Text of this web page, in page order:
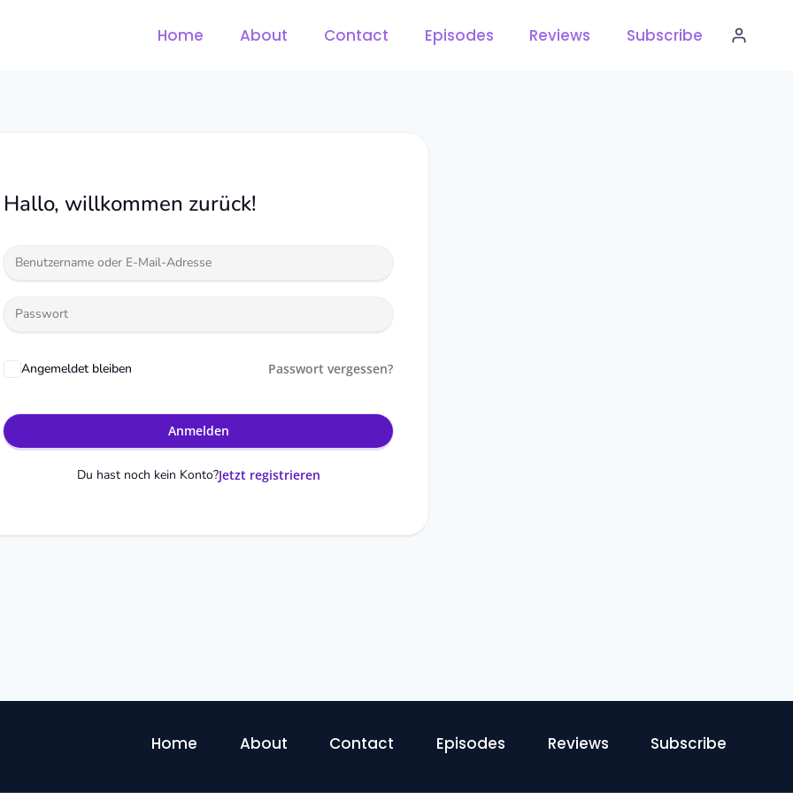
Home About Contact Episodes Reviews Subscribe
Hallo, willkommen zurück!
Angemeldet bleiben Passwort vergessen?
Anmelden
Du hast noch kein Konto?Jetzt registrieren
Home About Contact Episodes Reviews Subscribe